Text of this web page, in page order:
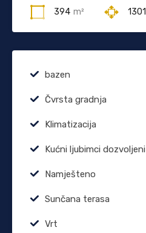
394 m² 1301
bazen
Čvrsta gradnja
Klimatizacija
Kućni ljubimci dozvoljeni
Namješteno
Sunčana terasa
Vrt